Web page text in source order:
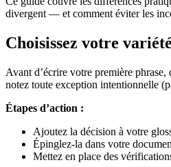
divergent — et comment éviter les
Choisissez votre
Avant d’écrire votre première
notez toute exception intentionnelle
Étapes d’action :
Ajoutez la décision à votre
Épinglez-la dans votre
Mettez en place des